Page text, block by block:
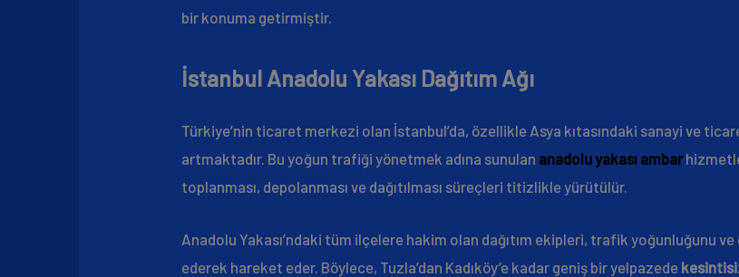
bir konuma getirmiştir.
İstanbul Anadolu Yakası Dağıtım Ağı
Türkiye’nin ticaret merkezi olan İstanbul’da, özellikle Asya kıtasındaki sanayi ve
artmaktadır. Bu yoğun trafiği yönetmek adına sunulan anadolu yakası ambar
toplanması, depolanması ve dağıtılması süreçleri titizlikle yürütülür.
Anadolu Yakası’ndaki tüm ilçelere hakim olan dağıtım ekipleri, trafik yoğunluğunu
ederek hareket eder. Böylece, Tuzla’dan Kadıköy’e kadar geniş bir yelpazede